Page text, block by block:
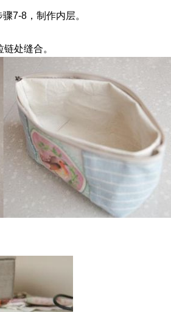
7-8，制作内层。
处缝合。